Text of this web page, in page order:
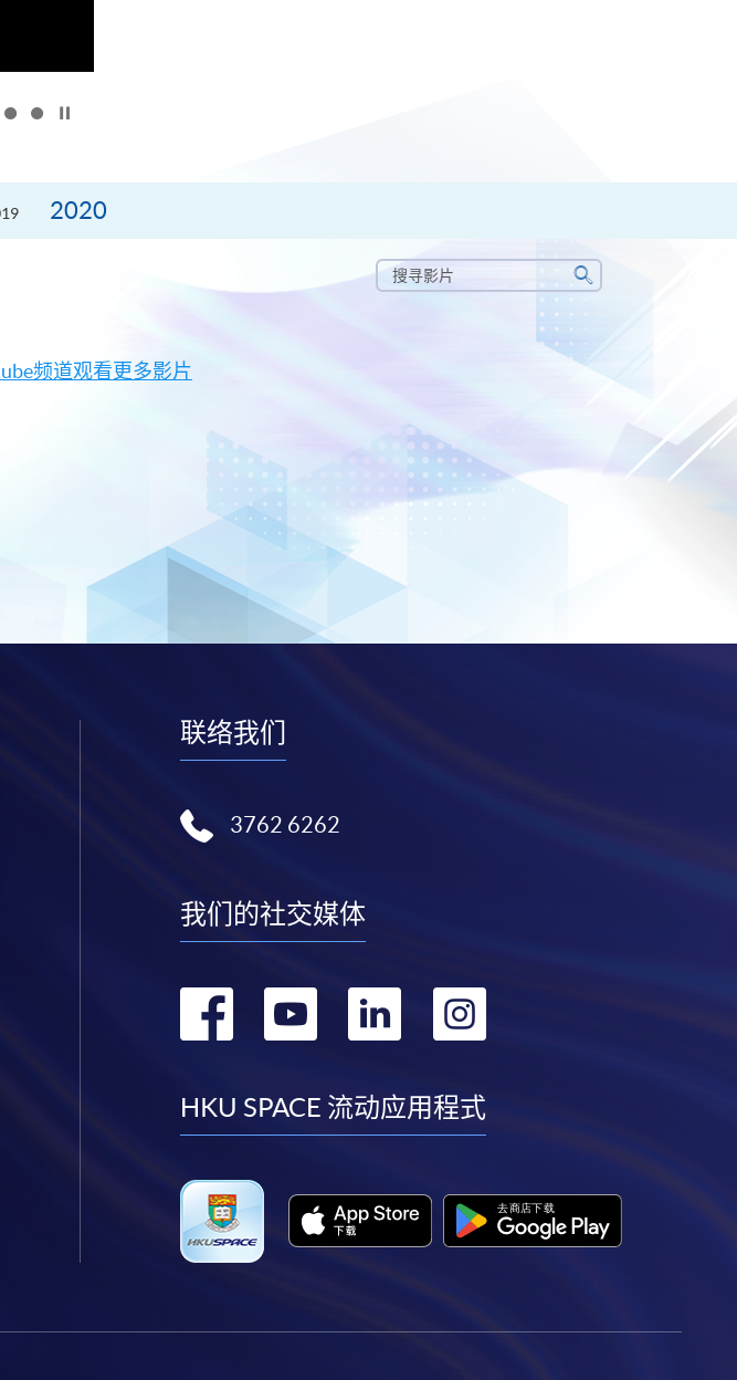
2020
搜
寻
搜
寻
频道观看更多影片
联络我们
3762 6262
我们的社交媒体
转
facebook
转
youtube
转
linkedin
转
instagram
HKU SPACE 流动应用程式